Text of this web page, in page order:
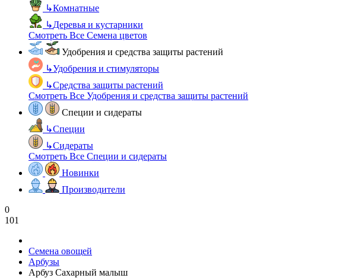
↳Комнатные
↳Деревья и кустарники
Смотреть Все Семена цветов
Удобрения и средства защиты растений
↳Удобрения и стимуляторы
↳Средства защиты растений
Смотреть Все Удобрения и средства защиты растений
Специи и сидераты
↳Специи
↳Сидераты
Смотреть Все Специи и сидераты
Новинки
Производители
0
101
Семена овощей
Арбузы
Арбуз Сахарный малыш